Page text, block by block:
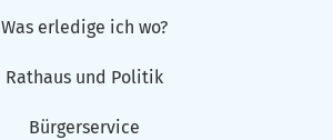
Was erledige ich wo?
Rathaus und Politik
Bürgerservice